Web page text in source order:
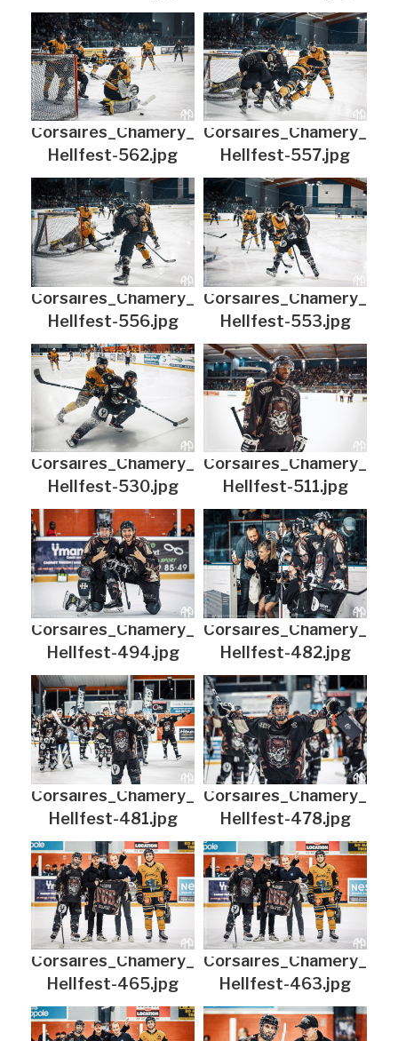
Corsaires_Chamery_
Hellfest-562.jpg
Corsaires_Chamery_
Hellfest-557.jpg
Corsaires_Chamery_
Hellfest-556.jpg
Corsaires_Chamery_
Hellfest-553.jpg
Corsaires_Chamery_
Hellfest-530.jpg
Corsaires_Chamery_
Hellfest-511.jpg
Corsaires_Chamery_
Hellfest-494.jpg
Corsaires_Chamery_
Hellfest-482.jpg
Corsaires_Chamery_
Hellfest-481.jpg
Corsaires_Chamery_
Hellfest-478.jpg
Corsaires_Chamery_
Hellfest-465.jpg
Corsaires_Chamery_
Hellfest-463.jpg